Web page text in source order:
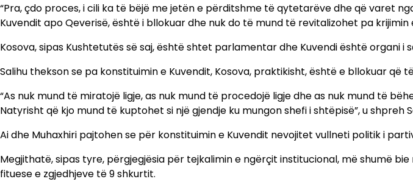
“Pra, çdo proces, i cili ka të bëjë me jetën e përditshme të qytetarëve dhe që varet
Kuvendit apo Qeverisë, është i bllokuar dhe nuk do të mund të revitalizohet pa krijimin
Kosova, sipas Kushtetutës së saj, është shtet parlamentar dhe Kuvendi është organi i
Salihu thekson se pa konstituimin e Kuvendit, Kosova, praktikisht, është e bllokuar që
“As nuk mund të miratojë ligje, as nuk mund të procedojë ligje dhe as nuk mund të
Natyrisht që kjo mund të kuptohet si një gjendje ku mungon shefi i shtëpisë”, u shpreh
Ai dhe Muhaxhiri pajtohen se për konstituimin e Kuvendit nevojitet vullneti politik i
Megjithatë, sipas tyre, përgjegjësia për tejkalimin e ngërçit institucional, më shumë bie
fituese e zgjedhjeve të 9 shkurtit.